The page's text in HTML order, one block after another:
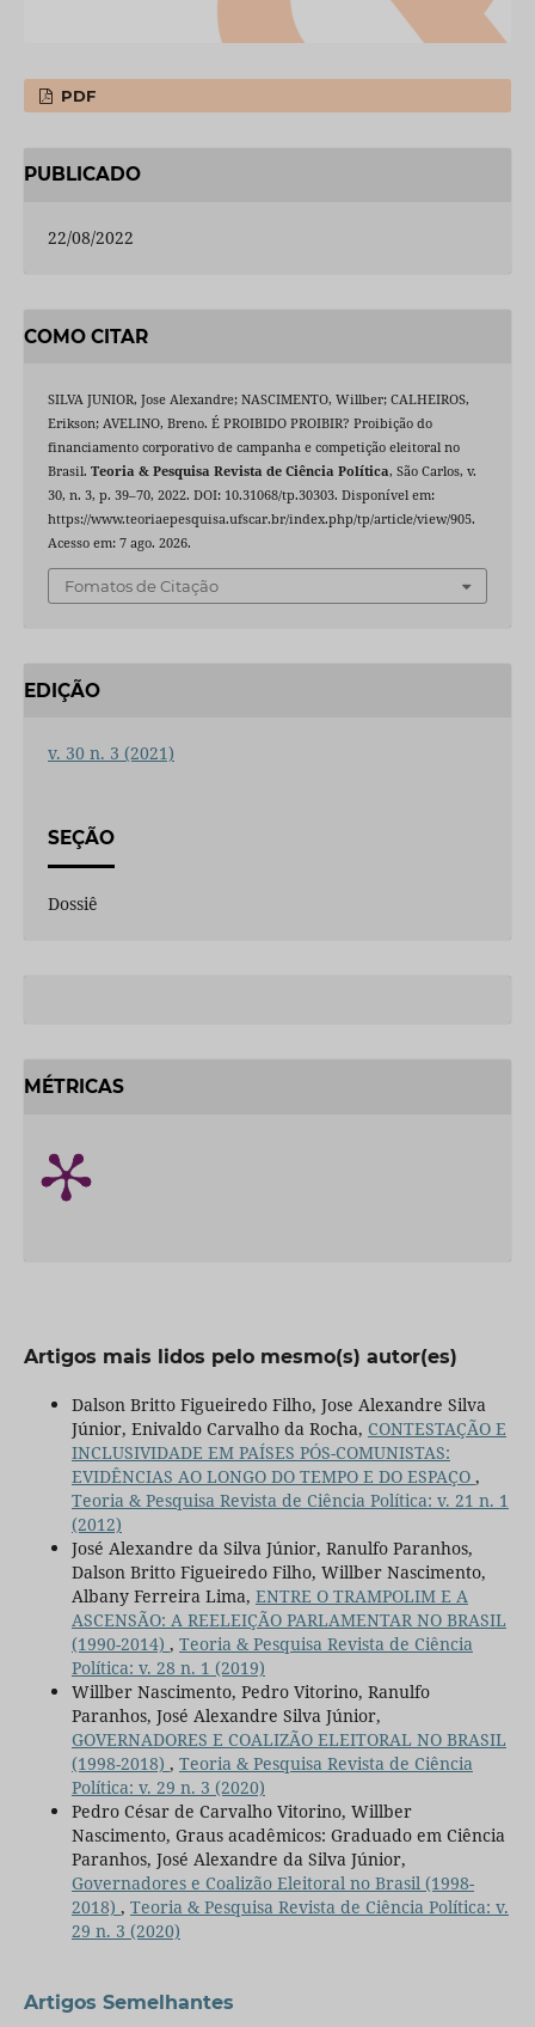
PDF
PUBLICADO
22/08/2022
COMO CITAR
SILVA JUNIOR, Jose Alexandre; NASCIMENTO, Willber; CALHEIROS,
Erikson; AVELINO, Breno. É PROIBIDO PROIBIR? Proibição do
financiamento corporativo de campanha e competição eleitoral no
Brasil. Teoria & Pesquisa Revista de Ciência Política, São Carlos, v.
30, n. 3, p. 39–70, 2022. DOI: 10.31068/tp.30303. Disponível em:
https://www.teoriaepesquisa.ufscar.br/index.php/tp/article/view/905.
Acesso em: 7 ago. 2026.
Fomatos de Citação
EDIÇÃO
v. 30 n. 3 (2021)
SEÇÃO
Dossiê
MÉTRICAS
Artigos mais lidos pelo mesmo(s) autor(es)
Dalson Britto Figueiredo Filho, Jose Alexandre Silva
Júnior, Enivaldo Carvalho da Rocha, CONTESTAÇÃO E
INCLUSIVIDADE EM PAÍSES PÓS-COMUNISTAS:
EVIDÊNCIAS AO LONGO DO TEMPO E DO ESPAÇO ,
Teoria & Pesquisa Revista de Ciência Política: v. 21 n. 1
(2012)
José Alexandre da Silva Júnior, Ranulfo Paranhos,
Dalson Britto Figueiredo Filho, Willber Nascimento,
Albany Ferreira Lima, ENTRE O TRAMPOLIM E A
ASCENSÃO: A REELEIÇÃO PARLAMENTAR NO BRASIL
(1990-2014) , Teoria & Pesquisa Revista de Ciência
Política: v. 28 n. 1 (2019)
Willber Nascimento, Pedro Vitorino, Ranulfo
Paranhos, José Alexandre Silva Júnior,
GOVERNADORES E COALIZÃO ELEITORAL NO BRASIL
(1998-2018) , Teoria & Pesquisa Revista de Ciência
Política: v. 29 n. 3 (2020)
Pedro César de Carvalho Vitorino, Willber
Nascimento, Graus acadêmicos: Graduado em Ciência
Paranhos, José Alexandre da Silva Júnior,
Governadores e Coalizão Eleitoral no Brasil (1998-
2018) , Teoria & Pesquisa Revista de Ciência Política: v.
29 n. 3 (2020)
Artigos Semelhantes